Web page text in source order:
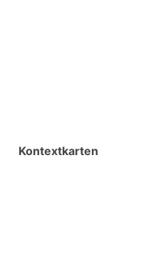
Kontextkarten